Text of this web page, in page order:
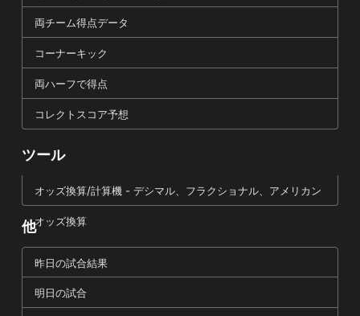
両チーム得点データ
コーナーキック
両ハーフで得点
コレクトスコア予想
ツール
オッズ換算/計算機 - デシマル、フラクショナル、アメリカン
オッズ換算
他
昨日の試合結果
明日の試合